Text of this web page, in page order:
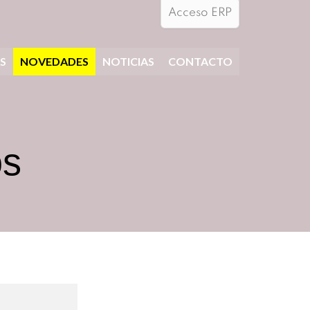
Acceso ERP
NOVEDADES NOTICIAS CONTACTO